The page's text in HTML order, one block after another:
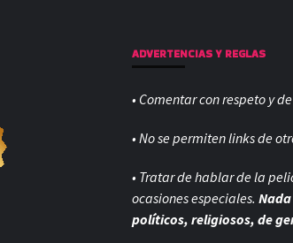
ADVERTENCIAS Y REGLAS
• Comentar con respeto y
• No se permiten links de
• Tratar de hablar de la
ocasiones especiales.
políticos, religiosos, de